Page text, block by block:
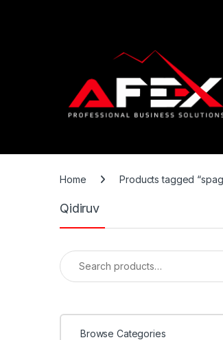
Home Products tagged
Qidiruv
Search for:
Browse Categories